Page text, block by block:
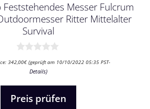
Feststehendes Messer Fulcrum
Ritter Mittelalter
Survival
v
342,00€ (geprüft am 10/10/2022 05:35 PST-
Details)
Preis prüfen